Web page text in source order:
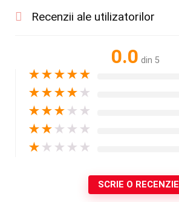
Recenzii ale utilizatorilor
0.0 din 5
★★★★★
★★★★ ★
★★★ ★ ★
★★ ★ ★ ★
★ ★ ★ ★ ★
SCRIE O RECENZIE